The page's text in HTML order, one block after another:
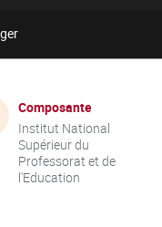
Composante
Institut National
Supérieur du
Professorat et de
l'Education